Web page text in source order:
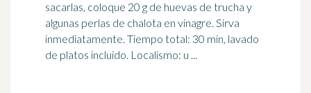
sacarlas, coloque 20 g de huevas de trucha y
algunas perlas de chalota en vinagre. Sirva
inmediatamente. Tiempo total: 30 min, lavado
de platos incluido. Localismo: u ...